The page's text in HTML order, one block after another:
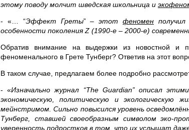
этому поводу молчит шведская школьница и
- «… “Эффект Греты”– этотфеномен
особенности поколения Z (1990-е – 2000-е)
Обратив внимание на выдержки из новостной и
феноменального в Грете Тунберг? Ответив на этот
В таком случае, предлагаем более подробно
- «Изначально журнал “The Guardian” описал
экономическую, политическую и
мейнстримом. Сильно повысился уровень
Тунберг, ставшей своеобразным символом эко-
уверенность подростков в том, что их услышат даже